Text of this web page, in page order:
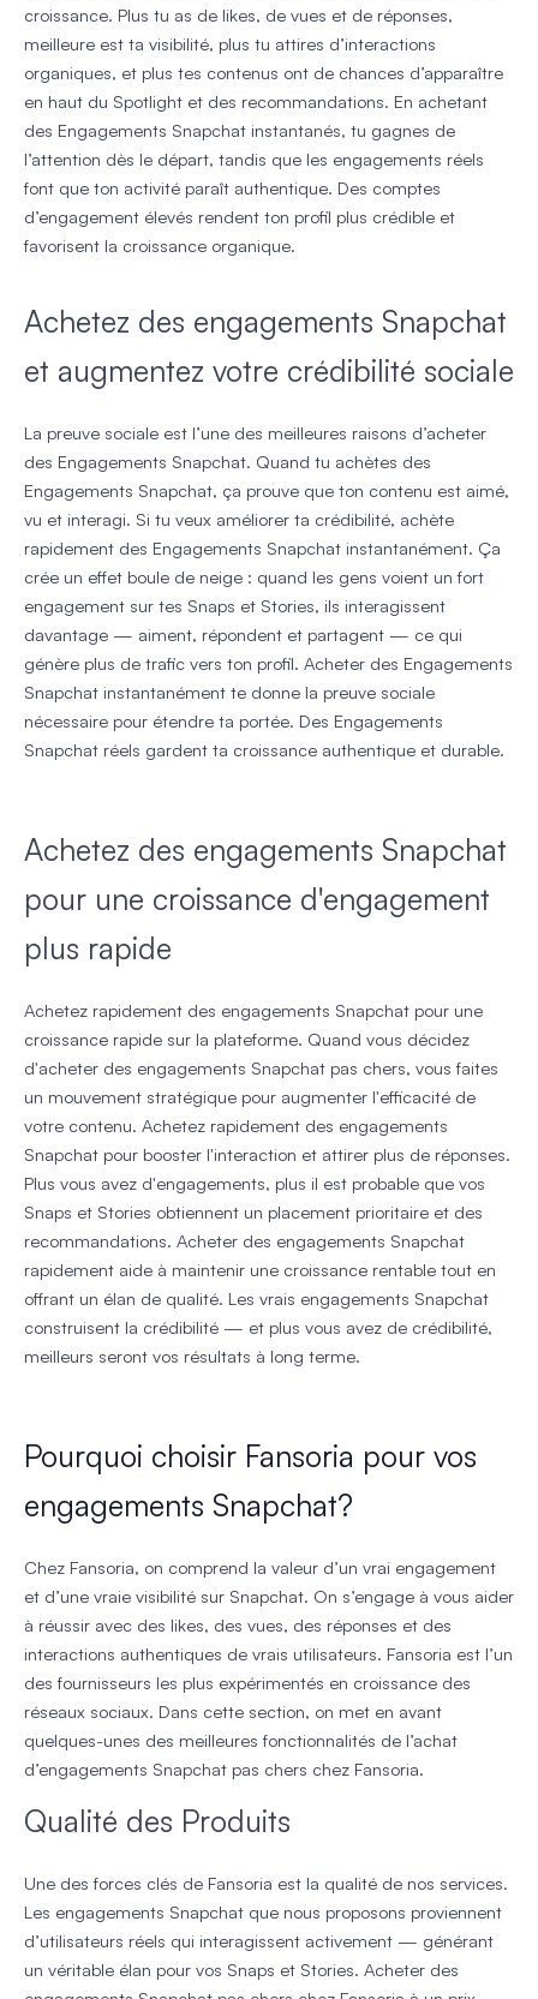
croissance. Plus tu as de likes, de vues et de réponses,
meilleure est ta visibilité, plus tu attires d’interactions
organiques, et plus tes contenus ont de chances d’apparaître
en haut du Spotlight et des recommandations. En achetant
des Engagements Snapchat instantanés, tu gagnes de
l’attention dès le départ, tandis que les engagements réels
font que ton activité paraît authentique. Des comptes
d’engagement élevés rendent ton profil plus crédible et
favorisent la croissance organique.
Achetez des engagements Snapchat
et augmentez votre crédibilité sociale
La preuve sociale est l’une des meilleures raisons d’acheter
des Engagements Snapchat. Quand tu achètes des
Engagements Snapchat, ça prouve que ton contenu est aimé,
vu et interagi. Si tu veux améliorer ta crédibilité, achète
rapidement des Engagements Snapchat instantanément. Ça
crée un effet boule de neige : quand les gens voient un fort
engagement sur tes Snaps et Stories, ils interagissent
davantage — aiment, répondent et partagent — ce qui
génère plus de trafic vers ton profil. Acheter des Engagements
Snapchat instantanément te donne la preuve sociale
nécessaire pour étendre ta portée. Des Engagements
Snapchat réels gardent ta croissance authentique et durable.
Achetez des engagements Snapchat
pour une croissance d'engagement
plus rapide
Achetez rapidement des engagements Snapchat pour une
croissance rapide sur la plateforme. Quand vous décidez
d'acheter des engagements Snapchat pas chers, vous faites
un mouvement stratégique pour augmenter l'efficacité de
votre contenu. Achetez rapidement des engagements
Snapchat pour booster l'interaction et attirer plus de réponses.
Plus vous avez d'engagements, plus il est probable que vos
Snaps et Stories obtiennent un placement prioritaire et des
recommandations. Acheter des engagements Snapchat
rapidement aide à maintenir une croissance rentable tout en
offrant un élan de qualité. Les vrais engagements Snapchat
construisent la crédibilité — et plus vous avez de crédibilité,
meilleurs seront vos résultats à long terme.
Pourquoi choisir Fansoria pour vos
engagements Snapchat?
Chez Fansoria, on comprend la valeur d’un vrai engagement
et d’une vraie visibilité sur Snapchat. On s’engage à vous aider
à réussir avec des likes, des vues, des réponses et des
interactions authentiques de vrais utilisateurs. Fansoria est l’un
des fournisseurs les plus expérimentés en croissance des
réseaux sociaux. Dans cette section, on met en avant
quelques-unes des meilleures fonctionnalités de l’achat
d’engagements Snapchat pas chers chez Fansoria.
Qualité des Produits
Une des forces clés de Fansoria est la qualité de nos services.
Les engagements Snapchat que nous proposons proviennent
d’utilisateurs réels qui interagissent activement — générant
un véritable élan pour vos Snaps et Stories. Acheter des